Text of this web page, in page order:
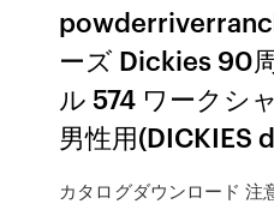
ーズ Dickies 90
ル 574 ワークシ
男性用(DICKIES
カタログダウンロード 注